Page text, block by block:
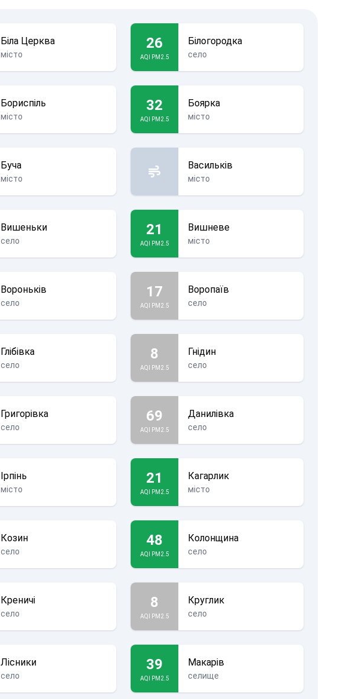
Біла Церква
місто
26
AQI PM2.5
Білогородка
село
Бориспіль
місто
32
AQI PM2.5
Боярка
місто
Буча
місто
Васильків
місто
Вишеньки
село
21
AQI PM2.5
Вишневе
місто
Вороньків
село
17
AQI PM2.5
Воропаїв
село
Глібівка
село
8
AQI PM2.5
Гнідин
село
Григорівка
село
69
AQI PM2.5
Данилівка
село
Ірпінь
місто
21
AQI PM2.5
Кагарлик
місто
Козин
село
48
AQI PM2.5
Колонщина
село
Креничі
село
8
AQI PM2.5
Круглик
село
Лісники
село
39
AQI PM2.5
Макарів
селище